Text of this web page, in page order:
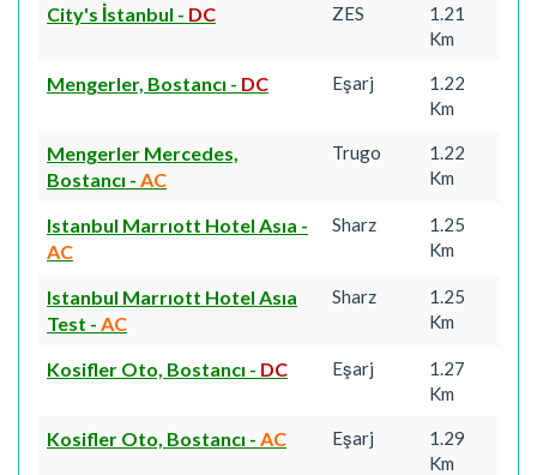
City's İstanbul - DC ZES
1.21
Km
Mengerler, Bostancı - DC Eşarj
1.22
Km
Mengerler Mercedes,
Bostancı - AC
Trugo
1.22
Km
Istanbul Marrıott Hotel Asıa -
AC
Sharz
1.25
Km
Istanbul Marrıott Hotel Asıa
Test - AC
Sharz
1.25
Km
Kosifler Oto, Bostancı - DC Eşarj
1.27
Km
Kosifler Oto, Bostancı - AC Eşarj
1.29
Km